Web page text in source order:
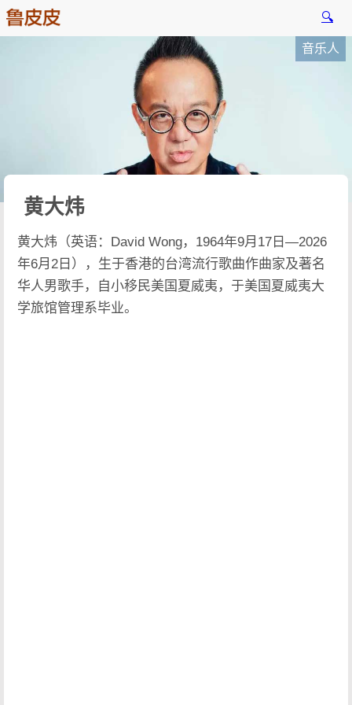
🔍
音乐人
黄大炜
黄大炜（英语：David Wong，1964年9月17日—2026
年6月2日），生于香港的台湾流行歌曲作曲家及著名
华人男歌手，自小移民美国夏威夷，于美国夏威夷大
学旅馆管理系毕业。